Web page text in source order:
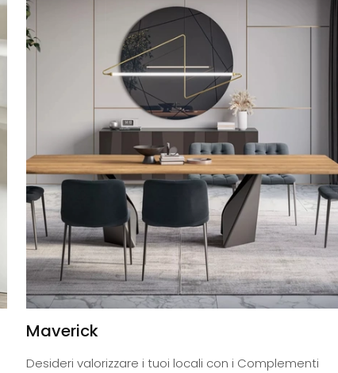
Maverick
Desideri valorizzare i tuoi locali con i Complementi